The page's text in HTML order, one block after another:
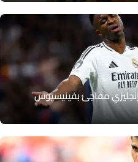
مفاجئ بفينيسيوس